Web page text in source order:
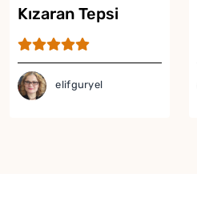
Kızaran Tepsi
Kebabı Tarifi
elifguryel